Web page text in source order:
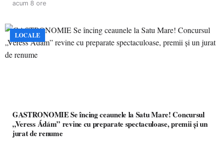
acum 8 ore
LOCALE
GASTRONOMIE Se încing ceaunele la Satu Mare! Concursul
„Veress Ádám” revine cu preparate spectaculoase, premii și un
jurat de renume